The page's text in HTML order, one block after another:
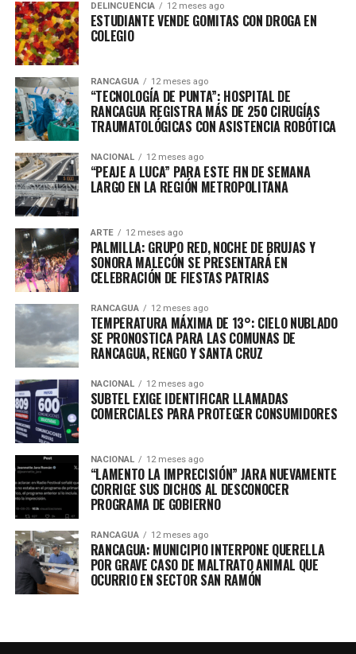
DELINCUENCIA 12 meses ago
ESTUDIANTE VENDE GOMITAS CON DROGA EN
COLEGIO
RANCAGUA 12 meses ago
“TECNOLOGÍA DE PUNTA”: HOSPITAL DE
RANCAGUA REGISTRA MÁS DE 250 CIRUGÍAS
TRAUMATOLÓGICAS CON ASISTENCIA ROBÓTICA
NACIONAL 12 meses ago
“PEAJE A LUCA” PARA ESTE FIN DE SEMANA
LARGO EN LA REGIÓN METROPOLITANA
ARTE 12 meses ago
PALMILLA: GRUPO RED, NOCHE DE BRUJAS Y
SONORA MALECÓN SE PRESENTARÁ EN
CELEBRACIÓN DE FIESTAS PATRIAS
RANCAGUA 12 meses ago
TEMPERATURA MÁXIMA DE 13°: CIELO NUBLADO
SE PRONOSTICA PARA LAS COMUNAS DE
RANCAGUA, RENGO Y SANTA CRUZ
NACIONAL 12 meses ago
SUBTEL EXIGE IDENTIFICAR LLAMADAS
COMERCIALES PARA PROTEGER CONSUMIDORES
NACIONAL 12 meses ago
“LAMENTO LA IMPRECISIÓN” JARA NUEVAMENTE
CORRIGE SUS DICHOS AL DESCONOCER
PROGRAMA DE GOBIERNO
RANCAGUA 12 meses ago
RANCAGUA: MUNICIPIO INTERPONE QUERELLA
POR GRAVE CASO DE MALTRATO ANIMAL QUE
OCURRIO EN SECTOR SAN RAMÓN